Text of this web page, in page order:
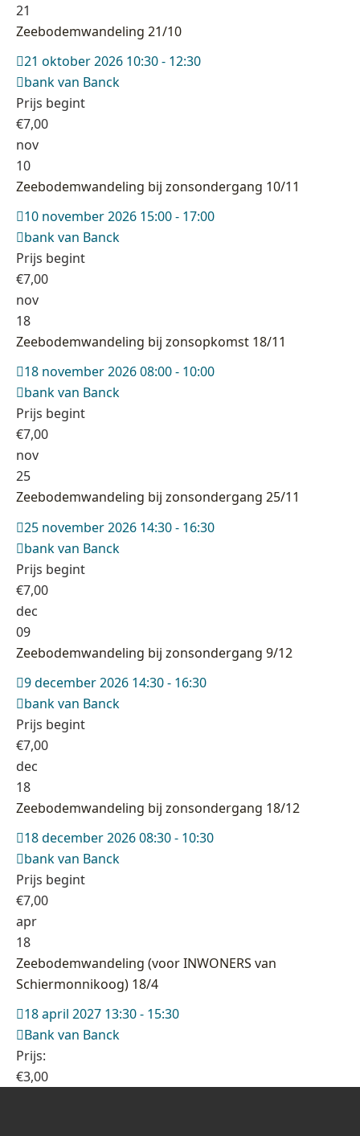
21
Zeebodemwandeling 21/10
21 oktober 2026 10:30 - 12:30
bank van Banck
Prijs begint
€7,00
nov
10
Zeebodemwandeling bij zonsondergang 10/11
10 november 2026 15:00 - 17:00
bank van Banck
Prijs begint
€7,00
nov
18
Zeebodemwandeling bij zonsopkomst 18/11
18 november 2026 08:00 - 10:00
bank van Banck
Prijs begint
€7,00
nov
25
Zeebodemwandeling bij zonsondergang 25/11
25 november 2026 14:30 - 16:30
bank van Banck
Prijs begint
€7,00
dec
09
Zeebodemwandeling bij zonsondergang 9/12
9 december 2026 14:30 - 16:30
bank van Banck
Prijs begint
€7,00
dec
18
Zeebodemwandeling bij zonsondergang 18/12
18 december 2026 08:30 - 10:30
bank van Banck
Prijs begint
€7,00
apr
18
Zeebodemwandeling (voor INWONERS van
Schiermonnikoog) 18/4
18 april 2027 13:30 - 15:30
Bank van Banck
Prijs:
€3,00